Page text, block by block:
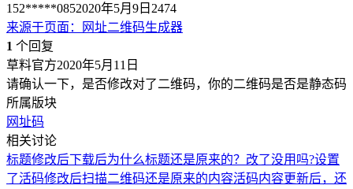
152*****0852020年5月9日 2474
来源于页面 ：
网址二维码生成器
1 个回复
草料官方2020年5月11日
请确认一下，是否修改对了二维码，你的二维码是否是静态码
所属版块
网址码
相关讨论
标题修改后下载后为什么标题还是原来的？改了没用吗?设置
了活码修改后扫描二维码还是原来的内容活码内容更新后，还